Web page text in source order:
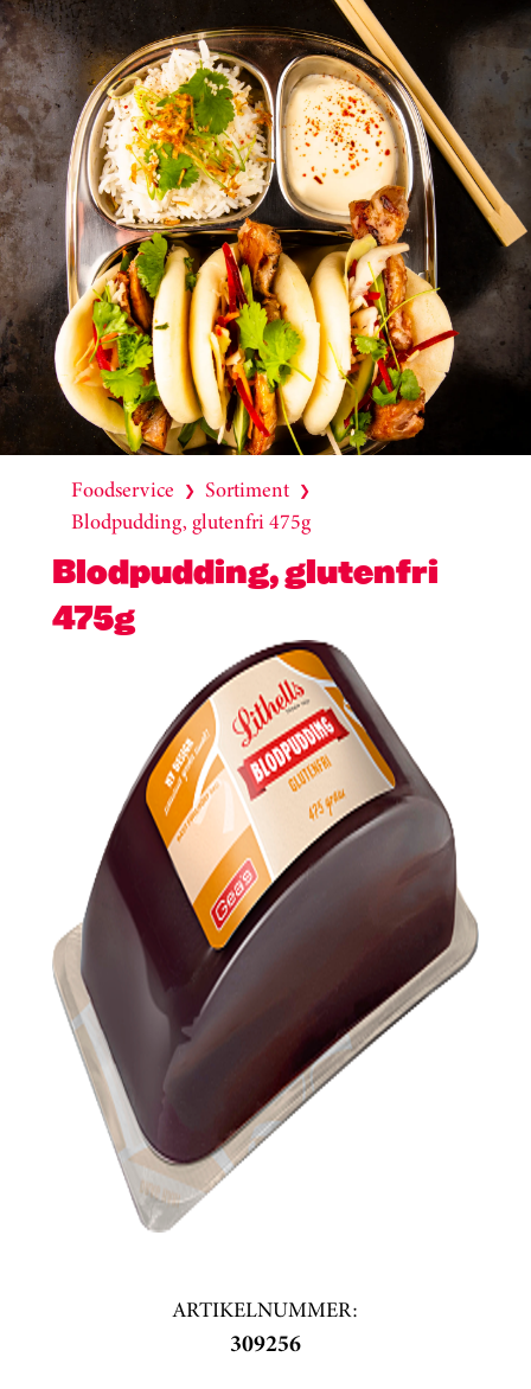
Foodservice ❯ Sortiment ❯
Blodpudding, glutenfri 475g
Blodpudding, glutenfri
475g
ARTIKELNUMMER:
309256